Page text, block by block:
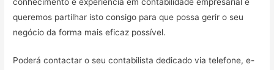
queremos partilhar isto consigo para que possa gerir o seu
negócio da forma mais eficaz possível.
Poderá contactar o seu contabilista dedicado via telefone, e-